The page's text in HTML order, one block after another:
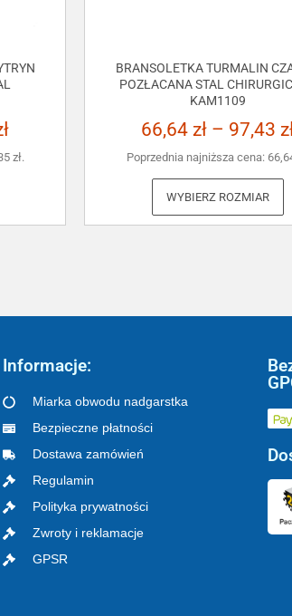
zł.
BRANSOLETKA TURMALIN
POZŁACANA STAL
KAM1109
66,64 zł – 97,43
Poprzednia najniższa cena:
WYBIERZ ROZMIAR
Informacje:
Miarka obwodu nadgarstka
Bezpieczne płatności
Dostawa zamówień
Regulamin
Polityka prywatności
Zwroty i reklamacje
GPSR